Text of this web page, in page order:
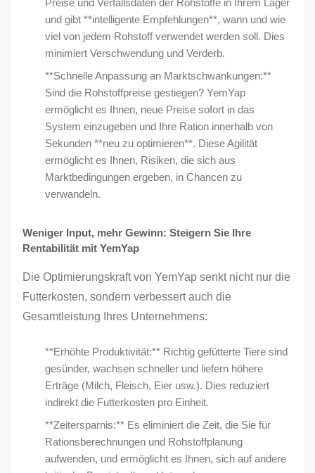
Preise und Verfallsdaten der Rohstoffe in Ihrem Lager
und gibt **intelligente Empfehlungen**, wann und wie
viel von jedem Rohstoff verwendet werden soll. Dies
minimiert Verschwendung und Verderb.
**Schnelle Anpassung an Marktschwankungen:**
Sind die Rohstoffpreise gestiegen? YemYap
ermöglicht es Ihnen, neue Preise sofort in das
System einzugeben und Ihre Ration innerhalb von
Sekunden **neu zu optimieren**. Diese Agilität
ermöglicht es Ihnen, Risiken, die sich aus
Marktbedingungen ergeben, in Chancen zu
verwandeln.
Weniger Input, mehr Gewinn: Steigern Sie Ihre
Rentabilität mit YemYap
Die Optimierungskraft von YemYap senkt nicht nur die
Futterkosten, sondern verbessert auch die
Gesamtleistung Ihres Unternehmens:
**Erhöhte Produktivität:** Richtig gefütterte Tiere sind
gesünder, wachsen schneller und liefern höhere
Erträge (Milch, Fleisch, Eier usw.). Dies reduziert
indirekt die Futterkosten pro Einheit.
**Zeitersparnis:** Es eliminiert die Zeit, die Sie für
Rationsberechnungen und Rohstoffplanung
aufwenden, und ermöglicht es Ihnen, sich auf andere